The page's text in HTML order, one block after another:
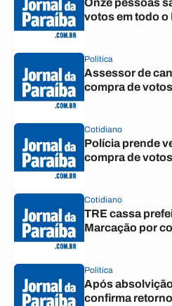
Onze pessoas
votos em todo o
Política
Assessor de
compra de votos
Cotidiano
Polícia prende
compra de
Cotidiano
TRE cassa
Marcação por
Política
Após
confirma